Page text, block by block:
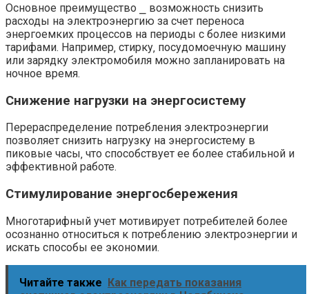
Основное преимущество ⎯ возможность снизить
расходы на электроэнергию за счет переноса
энергоемких процессов на периоды с более низкими
тарифами. Например‚ стирку‚ посудомоечную машину
или зарядку электромобиля можно запланировать на
ночное время.
Снижение нагрузки на энергосистему
Перераспределение потребления электроэнергии
позволяет снизить нагрузку на энергосистему в
пиковые часы‚ что способствует ее более стабильной и
эффективной работе.
Стимулирование энергосбережения
Многотарифный учет мотивирует потребителей более
осознанно относиться к потреблению электроэнергии и
искать способы ее экономии.
Читайте также Как передать показания